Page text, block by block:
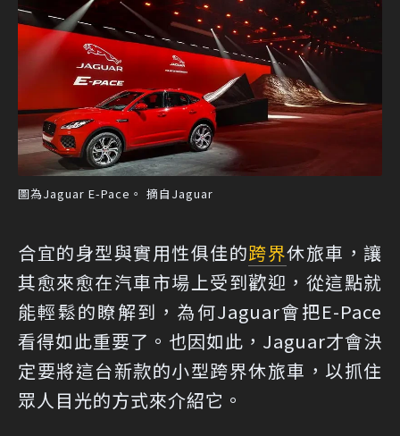
圖為Jaguar E-Pace。 摘自Jaguar
合宜的身型與實用性俱佳的跨界休旅車，讓
其愈來愈在汽車市場上受到歡迎，從這點就
能輕鬆的瞭解到，為何Jaguar會把E-Pace
看得如此重要了。也因如此，Jaguar才會決
定要將這台新款的小型跨界休旅車，以抓住
眾人目光的方式來介紹它。